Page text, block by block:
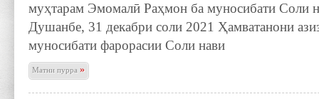
муҳтарам Эмомалӣ Раҳмон ба муносибати Соли
Душанбе, 31 декабри соли 2021 Ҳамватанони
муносибати фарорасии Соли нави
Матни пурра»